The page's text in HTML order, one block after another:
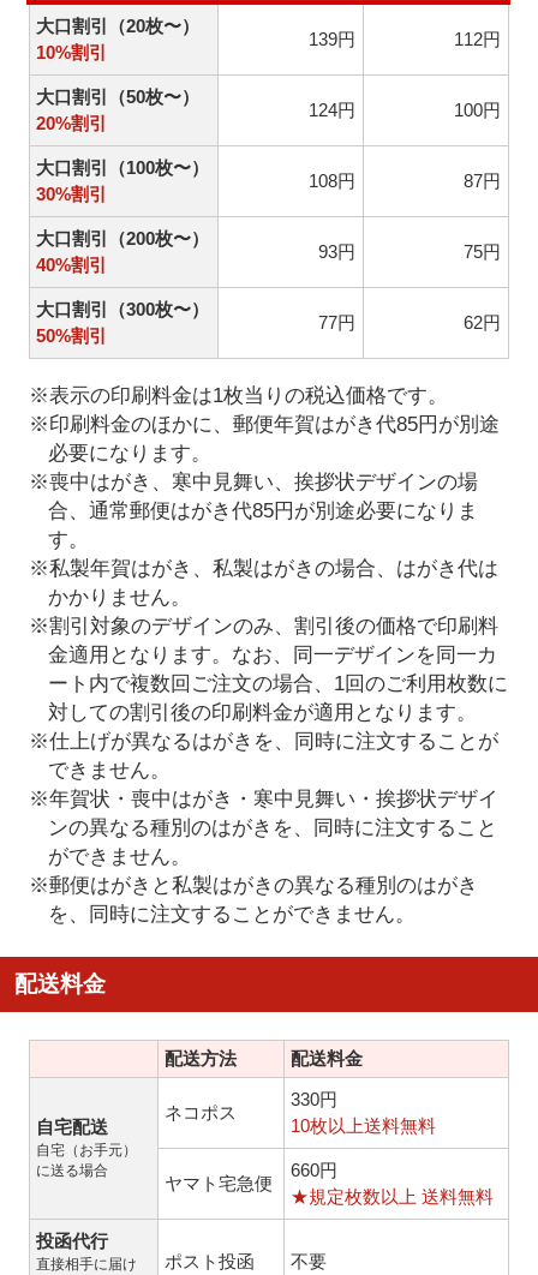
大口割引（20枚〜）
10%割引
139円 112円
大口割引（50枚〜）
20%割引
124円 100円
大口割引（100枚〜）
30%割引
108円 87円
大口割引（200枚〜）
40%割引
93円 75円
大口割引（300枚〜）
50%割引
77円 62円
※表示の印刷料金は1枚当りの税込価格です。
※印刷料金のほかに、郵便年賀はがき代85円が別途
必要になります。
※喪中はがき、寒中見舞い、挨拶状デザインの場
合、通常郵便はがき代85円が別途必要になりま
す。
※私製年賀はがき、私製はがきの場合、はがき代は
かかりません。
※割引対象のデザインのみ、割引後の価格で印刷料
金適用となります。なお、同一デザインを同一カ
ート内で複数回ご注文の場合、1回のご利用枚数に
対しての割引後の印刷料金が適用となります。
※仕上げが異なるはがきを、同時に注文することが
できません。
※年賀状・喪中はがき・寒中見舞い・挨拶状デザイ
ンの異なる種別のはがきを、同時に注文すること
ができません。
※郵便はがきと私製はがきの異なる種別のはがき
を、同時に注文することができません。
配送料金
配送方法 配送料金
自宅配送
自宅（お手元）
に送る場合
ネコポス
330円
10枚以上送料無料
ヤマト宅急便
660円
★規定枚数以上 送料無料
投函代行
直接相手に届け
ポスト投函 不要